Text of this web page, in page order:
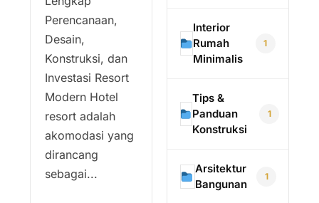
Perencanaan,
Desain,
Konstruksi, dan
Investasi Resort
Modern Hotel
resort adalah
akomodasi yang
dirancang
sebagai...
Interior
Rumah
Minimalis
1
Tips &
Panduan
Konstruksi
1
Arsitektur
Bangunan
1